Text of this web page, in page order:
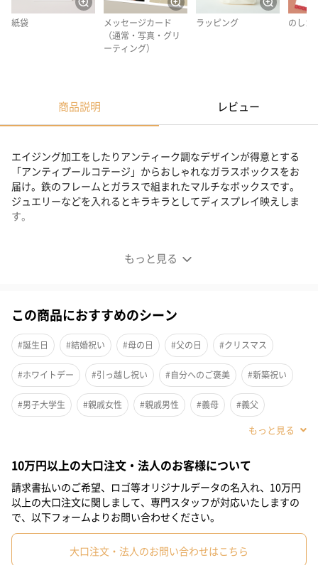
紙袋
メッセージカード
（通常・写真・グリ
ーティング）
ラッピング のしカ
商品説明 レビュー
もっと見る
エイジング加工をしたりアンティーク調なデザインが得意とする
「アンティプールコテージ」からおしゃれなガラスボックスをお
届け。鉄のフレームとガラスで組まれたマルチなボックスです。
ジュエリーなどを入れるとキラキラとしてディスプレイ映えしま
す。
アンティークのような高級感漂う“ガラスボックス”
鉄のフレームとガラスで組まれたマルチなボックス。底が鏡面に
なっているのでジュエリーなどを入れるとキラキラとしてディス
プレイ映えします。
A（シンプルなクリアグラス）
B（レトロな印象のエンボスグラス）
「artipur cottage（アンティプールコテージ）」
この商品におすすめのシーン
#誕生日 #結婚祝い #母の日 #父の日 #クリスマス
#ホワイトデー #引っ越し祝い #自分へのご褒美 #新築祝い
#男子大学生 #親戚女性 #親戚男性 #義母 #義父
#姉
#妹 #兄 #弟 #女子大学生 #彼女 #同僚男性
#同僚女性 #上司男性 #上司女性 #祖父 #祖母 #母親
#父親 #妻 #夫 #女性 #男性 #男友達
#20代前半 #20代後半 #30代 #40代
10万円以上の大口注文・法人のお客様について
請求書払いのご希望、ロゴ等オリジナルデータの名入れ、10万円
以上の大口注文に関しまして、専門スタッフが対応いたしますの
で、以下フォームよりお問い合わせください。
大口注文・法人のお問い合わせはこちら